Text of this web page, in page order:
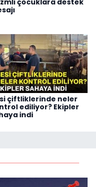
çiftliklerinde neler
ediliyor? Ekipler
indi